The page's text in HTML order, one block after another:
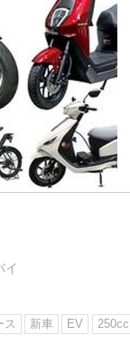
イ
ス 新車 EV 250cc